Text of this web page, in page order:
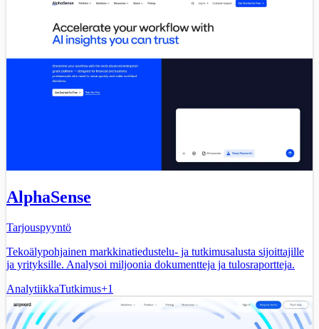
AlphaSense
Tarjouspyyntö
Tekoälypohjainen markkinatiedustelu- ja tutkimusalusta sijoittajille
ja yrityksille. Analysoi miljoonia dokumentteja ja tulosraportteja.
AnalytiikkaTutkimus+1